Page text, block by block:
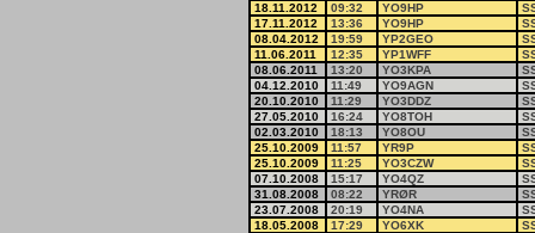
18.11.2012
09:32 YO9HP
17.11.2012
13:36 YO9HP
08.04.2012
19:59 YP2GEO
11.06.2011
12:35 YP1WFF
08.06.2011
13:20 YO3KPA
04.12.2010
11:49 YO9AGN
20.10.2010
11:29 YO3DDZ
27.05.2010
16:24 YO8TOH
02.03.2010
18:13 YO8OU
25.10.2009
11:57 YR9P
25.10.2009
11:25 YO3CZW
07.10.2008
15:17 YO4QZ
31.08.2008
08:22 YRØR
23.07.2008
20:19 YO4NA
18.05.2008
17:29 YO6XK